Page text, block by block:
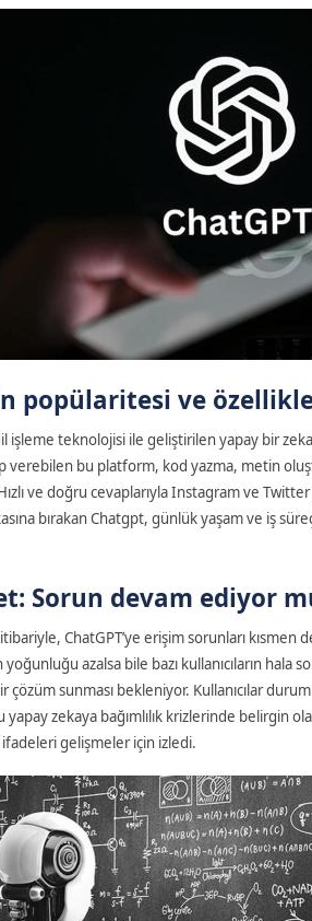
popülaritesi ve
işleme teknolojisi ile geliştirilen yapay bir zeka
verebilen bu platform, kod yazma, metin
ve doğru cevaplarıyla Instagram ve
bırakan Chatgpt, günlük yaşam ve iş
Sorun devam ediyor
ChatGPT’ye erişim sorunları kısmen
azalsa bile bazı kullanıcıların hala
çözüm sunması bekleniyor. Kullanıcılar
zekaya bağımlılık krizlerinde belirgin
ifadeleri gelişmeler için izledi.